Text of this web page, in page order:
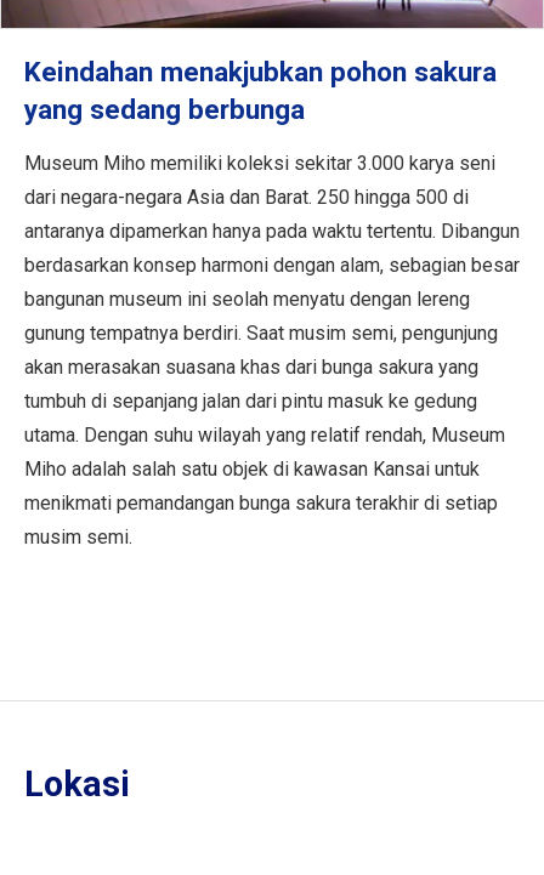
Keindahan menakjubkan pohon sakura
yang sedang berbunga
Museum Miho memiliki koleksi sekitar 3.000 karya seni
dari negara-negara Asia dan Barat. 250 hingga 500 di
antaranya dipamerkan hanya pada waktu tertentu. Dibangun
berdasarkan konsep harmoni dengan alam, sebagian besar
bangunan museum ini seolah menyatu dengan lereng
gunung tempatnya berdiri. Saat musim semi, pengunjung
akan merasakan suasana khas dari bunga sakura yang
tumbuh di sepanjang jalan dari pintu masuk ke gedung
utama. Dengan suhu wilayah yang relatif rendah, Museum
Miho adalah salah satu objek di kawasan Kansai untuk
menikmati pemandangan bunga sakura terakhir di setiap
musim semi.
Lokasi